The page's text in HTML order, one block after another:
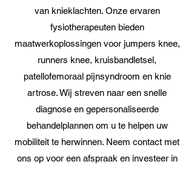
van knieklachten. Onze ervaren
fysiotherapeuten bieden
maatwerkoplossingen voor jumpers knee,
runners knee, kruisbandletsel,
patellofemoraal pijnsyndroom en knie
artrose. Wij streven naar een snelle
diagnose en gepersonaliseerde
behandelplannen om u te helpen uw
mobiliteit te herwinnen. Neem contact met
ons op voor een afspraak en investeer in